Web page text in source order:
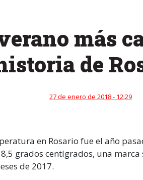
más
de
27 de enero de 2018 - 12:29
en Rosario fue el año
grados centígrados, una
de 2017.